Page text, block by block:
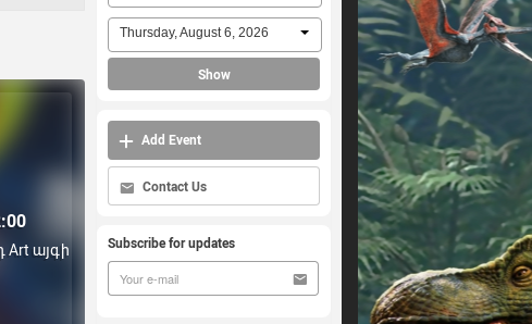
Art այգի
Thursday, August 6, 2026
Show
Add Event
Contact Us
Subscribe for updates